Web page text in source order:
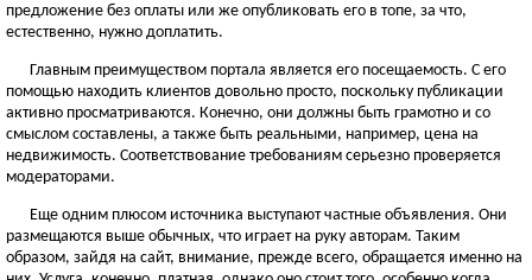
предложение без оплаты или же опубликовать его в топе, за что,
естественно, нужно доплатить.
Главным преимуществом портала является его посещаемость. С его
помощью находить клиентов довольно просто, поскольку публикации
активно просматриваются. Конечно, они должны быть грамотно и со
смыслом составлены, а также быть реальными, например, цена на
недвижимость. Соответствование требованиям серьезно проверяется
модераторами.
Еще одним плюсом источника выступают частные объявления. Они
размещаются выше обычных, что играет на руку авторам. Таким
образом, зайдя на сайт, внимание, прежде всего, обращается именно на